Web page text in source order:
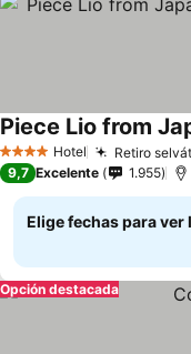
4 EstrellasHotel Retiro
9,7 Excelente 1.955
Elige fechas para
Opción destacada